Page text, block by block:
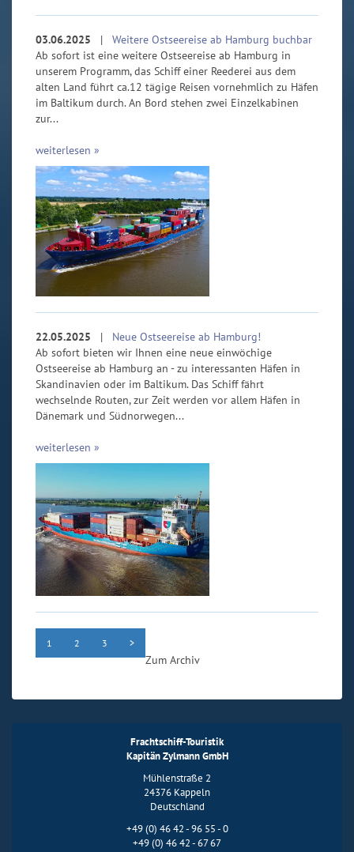
03.06.2025 | Weitere Ostseereise ab Hamburg buchbar
Ab sofort ist eine weitere Ostseereise ab Hamburg in
unserem Programm, das Schiff einer Reederei aus dem
alten Land führt ca.12 tägige Reisen vornehmlich zu Häfen
im Baltikum durch. An Bord stehen zwei Einzelkabinen
zur...
weiterlesen »
22.05.2025 | Neue Ostseereise ab Hamburg!
Ab sofort bieten wir Ihnen eine neue einwöchige
Ostseereise ab Hamburg an - zu interessanten Häfen in
Skandinavien oder im Baltikum. Das Schiff fährt
wechselnde Routen, zur Zeit werden vor allem Häfen in
Dänemark und Südnorwegen...
weiterlesen »
1 2 3 >
Zum Archiv
Frachtschiff-Touristik
Kapitän Zylmann GmbH
Mühlenstraße 2
24376 Kappeln
Deutschland
+49 (0) 46 42 - 96 55 - 0
+49 (0) 46 42 - 67 67